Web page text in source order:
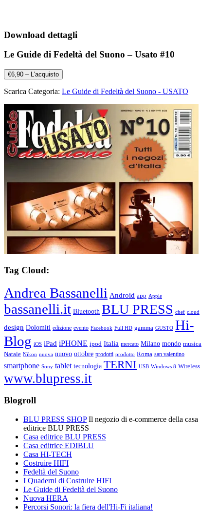
Download dettagli
Le Guide di Fedeltà del Suono – Usato #10
€6,90 – L'acquisto
Scarica Categoria: Le Guide di Fedeltà del Suono - USATO
Tag Cloud:
Andrea Bassanelli Android app Apple
bassanelli.it Bluetooth BLU PRESS chef cloud
design Dolomiti edizione evento Facebook Full HD gamma GUSTO Hi-
Blog iOS iPad iPHONE ipod Italia mercato Milano mondo musica
Natale Nikon nuova nuovo ottobre prodotti prodotto Roma san valentino
smartphone Sony tablet tecnologia TERNI USB Windows 8 Wireless
www.blupress.it
Blogroll
BLU PRESS SHOPIl negozio di e-commerce della casa
editrice BLU PRESS
Casa editrice BLU PRESS
Casa editrice EDIBLU
Casa HI-TECH
Costruire HIFI
Fedeltà del Suono
I Quaderni di Costruire HIFI
Le Guide di Fedeltà del Suono
Nuova HERA
Percorsi Sonori: la fiera dell'Hi-Fi italiana!